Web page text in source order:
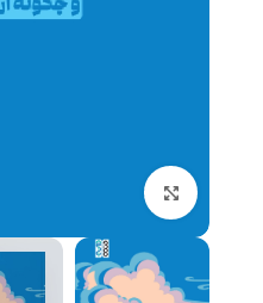
برای بزرگنمایی کلیک کنید